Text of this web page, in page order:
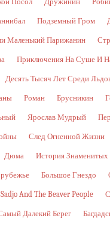
Подземный Гром
Маленький Парижанин
Приключения На Суше И
Десять Тысяч Лет Среди
Роман Брусникин
Ярослав Мудрый
След Огненной Жизни
Дюма История Знаменитых
Большое Гнездо
Sadjo And The Beaver People
Далекий Берег